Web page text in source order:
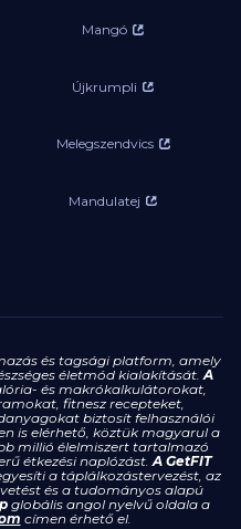
Mangó
Újkrumpli
Melegszendvics
Mandulatej
és tagsági platform, amely
életmód kialakítását.A
és makrókalkulátorokat,
fitnesz recepteket,
biztosít felhasználói
is elérhető, köztük magyarul a
millió élelmiszert tartalmazó
étkezési naplózást.A GetFIT
a táplálkozástervezést, az
és a tudományos alapú
globális angol nyelvű oldala a
címen érhető el.